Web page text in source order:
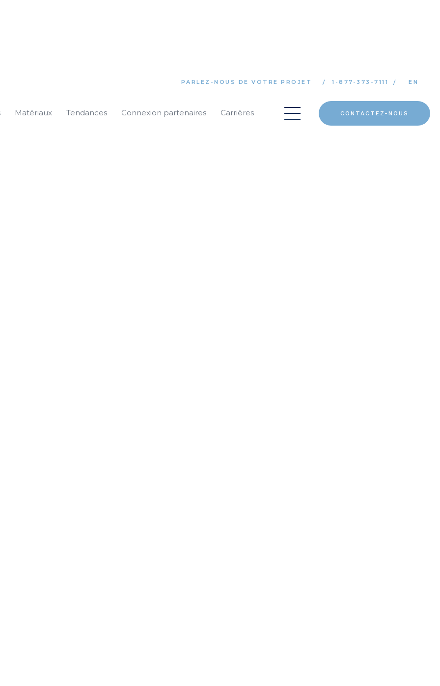
PARLEZ-NOUS DE VOTRE PROJET 1-877-373-7111 EN
Matériaux Tendances Connexion partenaires Carrières CONTACTEZ-NOUS